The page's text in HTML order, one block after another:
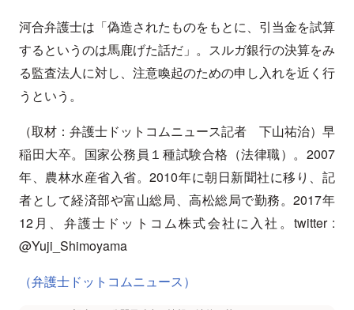
河合弁護士は「偽造されたものをもとに、引当金を試算
するというのは馬鹿げた話だ」。スルガ銀行の決算をみ
る監査法人に対し、注意喚起のための申し入れを近く行
うという。
（取材：弁護士ドットコムニュース記者 下山祐治）早
稲田大卒。国家公務員１種試験合格（法律職）。2007
年、農林水産省入省。2010年に朝日新聞社に移り、記
者として経済部や富山総局、高松総局で勤務。2017年
12月、弁護士ドットコム株式会社に入社。twitter :
@Yuji_Shimoyama
（弁護士ドットコムニュース）